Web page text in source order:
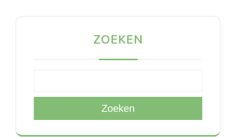
ZOEKEN
Zoeken